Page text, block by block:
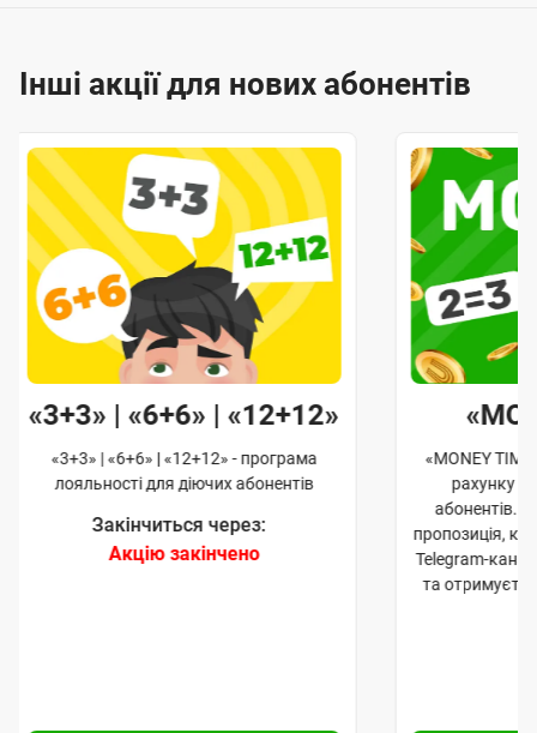
Інші акції для нових абонентів
«3+3» | «6+6» | «12+12»
«3+3» | «6+6» | «12+12» - програма
лояльності для діючих абонентів
Закінчиться через:
Акцію закінчено
«MONEY
рахунку
абонентів.
пропозиція,
Telegram-
та